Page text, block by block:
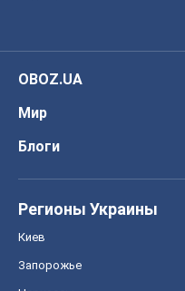
OBOZ.UA
Мир
Блоги
Регионы Украины
Киев
Запорожье